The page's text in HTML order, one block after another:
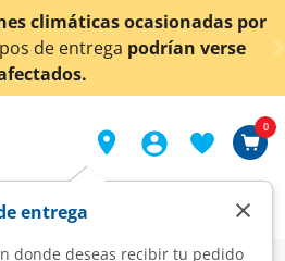
ocasionadas por
entregapodrían verse
entrega
donde deseas recibir tu pedido
×
0